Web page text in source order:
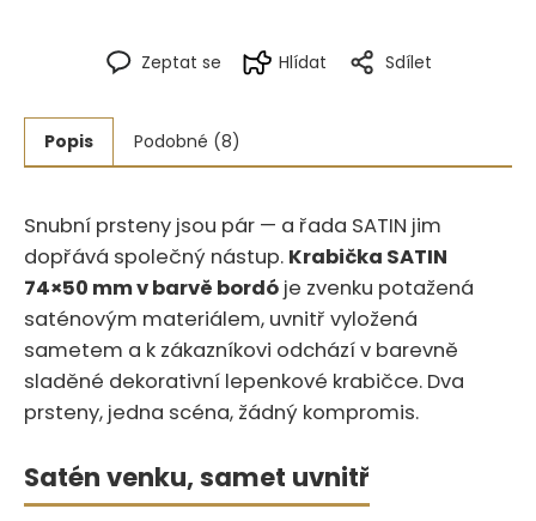
Zeptat se Hlídat Sdílet
Popis Podobné (8)
Snubní prsteny jsou pár — a řada SATIN jim
dopřává společný nástup. Krabička SATIN
74×50 mm v barvě bordó je zvenku potažená
saténovým materiálem, uvnitř vyložená
sametem a k zákazníkovi odchází v barevně
sladěné dekorativní lepenkové krabičce. Dva
prsteny, jedna scéna, žádný kompromis.
Satén venku, samet uvnitř